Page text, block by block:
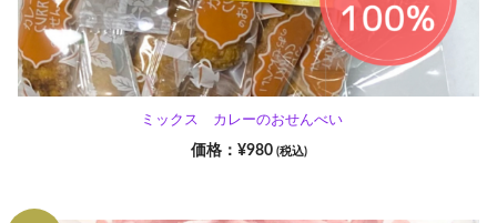
ミックス カレーのおせんべい
¥980 (税込)